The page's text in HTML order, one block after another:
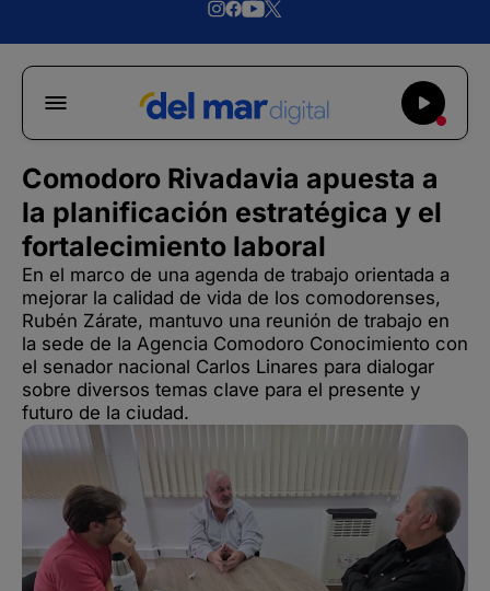
Comodoro Rivadavia apuesta a
la planificación estratégica y el
fortalecimiento laboral
En el marco de una agenda de trabajo orientada a
mejorar la calidad de vida de los comodorenses,
Rubén Zárate, mantuvo una reunión de trabajo en
la sede de la Agencia Comodoro Conocimiento con
el senador nacional Carlos Linares para dialogar
sobre diversos temas clave para el presente y
futuro de la ciudad.